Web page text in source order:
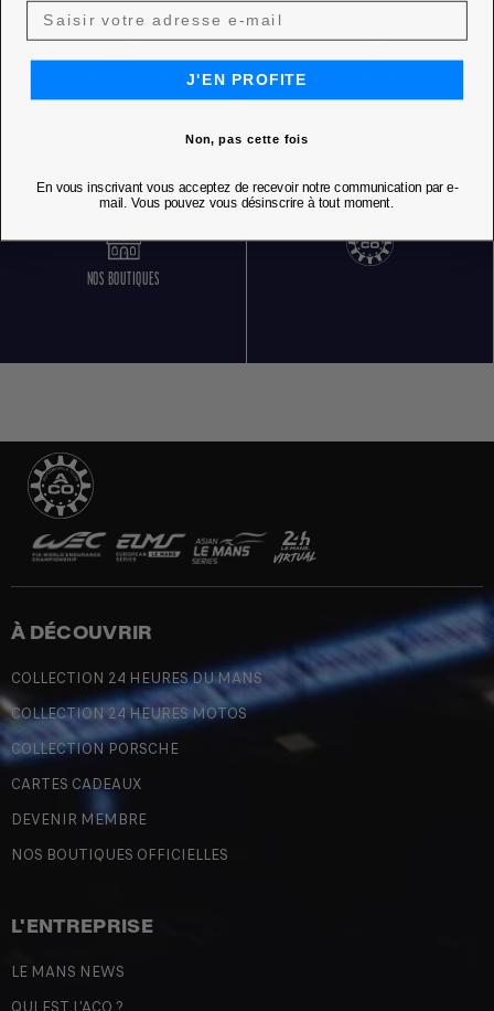
SERVICE CLIENT 5 JOURS SUR 7
NOS BOUTIQUES
À DÉCOUVRIR
COLLECTION 24 HEURES DU MANS
COLLECTION 24 HEURES MOTOS
COLLECTION PORSCHE
CARTES CADEAUX
DEVENIR MEMBRE
NOS BOUTIQUES OFFICIELLES
L'ENTREPRISE
LE MANS NEWS
J'EN PROFITE
Non, pas cette fois
En vous inscrivant vous acceptez de recevoir notre communication par e-
mail. Vous pouvez vous désinscrire à tout moment.